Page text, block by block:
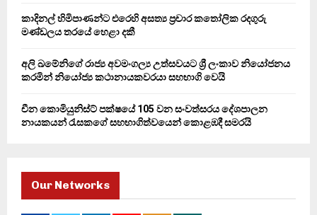
කාදිනල් හිමිපාණන්ට එරෙහි අසත්‍ය ප්‍රචාර කතෝලික රදගුරු
මණ්ඩලය තරයේ හෙළා දකී
අලි ඛමේනිගේ රාජ්‍ය අවමංගල්‍ය උත්සවයට ශ්‍රී ලංකාව නියෝජනය
කරමින් නියෝජ්‍ය කථානායකවරයා සහභාගි වෙයි
චීන කොමියුනිස්ට් පක්ෂයේ 105 වන සංවත්සරය දේශපාලන
නායකයන් රැසකගේ සහභාගිත්වයෙන් කොළඹදී සමරයි
Our Networks